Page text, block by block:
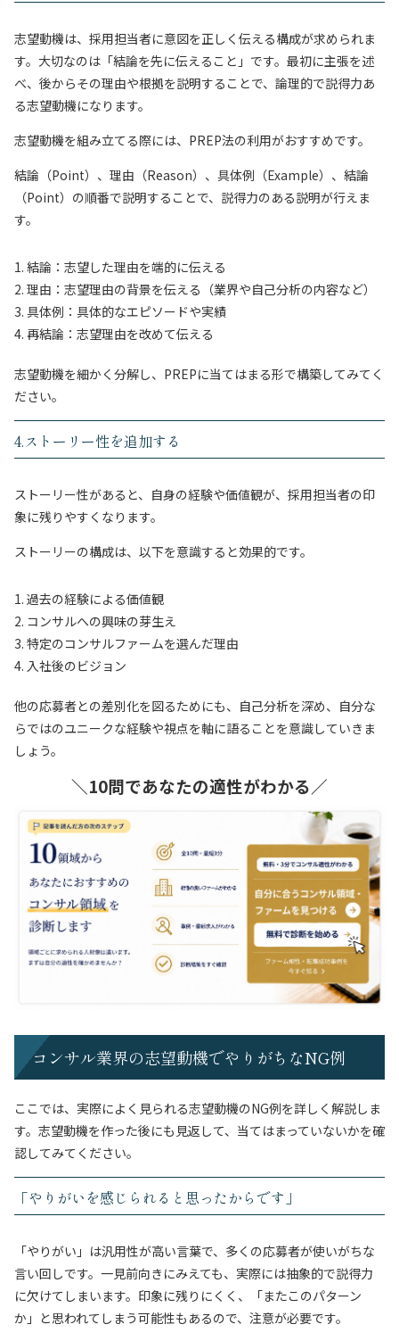
志望動機は、採用担当者に意図を正しく伝える構成が求められま
す。大切なのは「結論を先に伝えること」です。最初に主張を述
べ、後からその理由や根拠を説明することで、論理的で説得力あ
る志望動機になります。
志望動機を組み立てる際には、PREP法の利用がおすすめです。
結論（Point）、理由（Reason）、具体例（Example）、結論
（Point）の順番で説明することで、説得力のある説明が行えま
す。
結論：志望した理由を端的に伝える
理由：志望理由の背景を伝える（業界や自己分析の内容など）
具体例：具体的なエピソードや実績
再結論：志望理由を改めて伝える
志望動機を細かく分解し、PREPに当てはまる形で構築してみてく
ださい。
4.ストーリー性を追加する
ストーリー性があると、自身の経験や価値観が、採用担当者の印
象に残りやすくなります。
ストーリーの構成は、以下を意識すると効果的です。
過去の経験による価値観
コンサルへの興味の芽生え
特定のコンサルファームを選んだ理由
入社後のビジョン
他の応募者との差別化を図るためにも、自己分析を深め、自分な
らではのユニークな経験や視点を軸に語ることを意識していきま
しょう。
＼10問であなたの適性がわかる／
コンサル業界の志望動機でやりがちなNG例
ここでは、実際によく見られる志望動機のNG例を詳しく解説しま
す。志望動機を作った後にも見返して、当てはまっていないかを確
認してみてください。
「やりがいを感じられると思ったからです」
「やりがい」は汎用性が高い言葉で、多くの応募者が使いがちな
言い回しです。一見前向きにみえても、実際には抽象的で説得力
に欠けてしまいます。印象に残りにくく、「またこのパターン
か」と思われてしまう可能性もあるので、注意が必要です。